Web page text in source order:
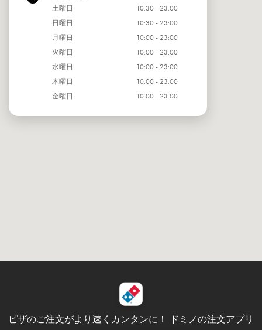
土曜日
10:30 - 23:00
日曜日
10:30 - 23:00
月曜日
10:00 - 23:00
火曜日
10:00 - 23:00
水曜日
10:00 - 23:00
木曜日
10:00 - 23:00
金曜日
10:00 - 23:00
ピザのご注文がより速くカンタンに！ ドミノの注文アプリ